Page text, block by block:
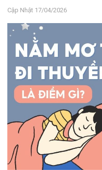
17/04/2026